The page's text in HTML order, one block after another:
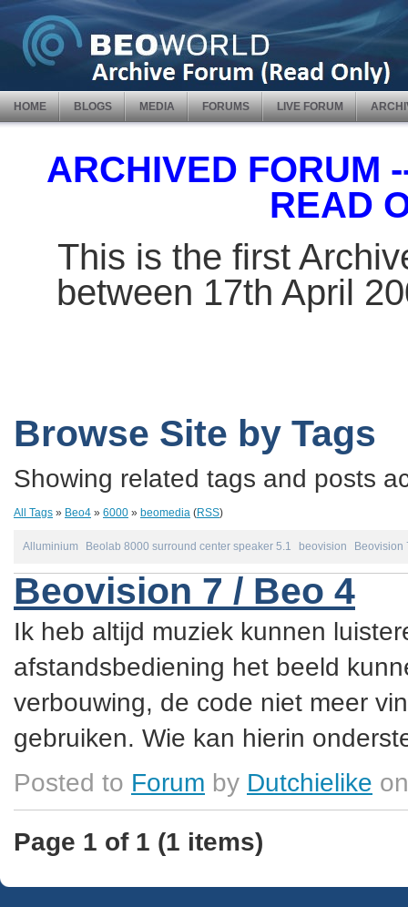
HOME BLOGS MEDIA FORUMS LIVE FORUM
ARCHIVED FORUM
READ
This is the first
between 17th April
Browse Site by Tags
Showing related tags and posts
All Tags » Beo4 » 6000 » beomedia (RSS)
Alluminium Beolab 8000 surround center speaker 5.1 beovision Beovision
Beovision 7 / Beo 4
Ik heb altijd muziek kunnen
afstandsbediening het beeld
verbouwing, de code niet meer
gebruiken. Wie kan hierin
Posted to Forum by Dutchielike
Page 1 of 1 (1 items)